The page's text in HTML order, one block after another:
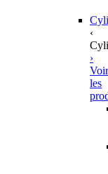
‹
›
Voir
les